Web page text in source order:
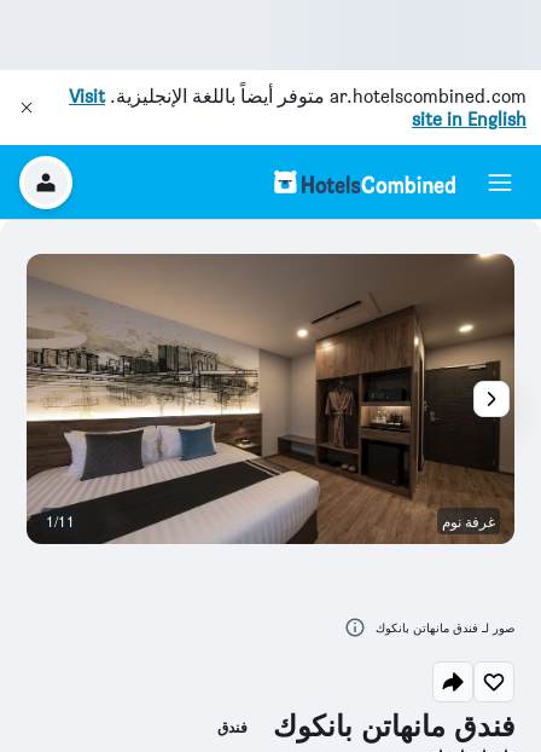
ar.hotelscombined.com متوفر أيضاً باللغة الإنجليزية.Visit
site in English
فندق مانهاتن بانكوك فندق
غرفة نوم 1/11
صور لـ فندق مانهاتن بانكوك